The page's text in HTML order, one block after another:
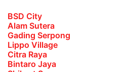
BSD City
Alam Sutera
Gading Serpong
Lippo Village
Citra Raya
Bintaro Jaya